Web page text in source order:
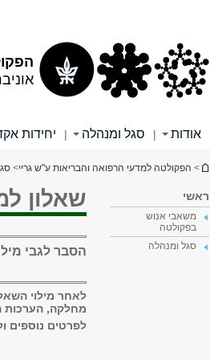
אודות | סגל ומנהלה | יחידות
הינך נמצא כאן
> הפקולטה למדעי הרפואה והבריאות ע"ש גריי>
ראשי
משאבי אנוש
בפקולטה
סגל ומנהלה
שאלון
הסבר לגבי
לאחר מילוי
מחלקה, הערכות
לפרטים נוספים